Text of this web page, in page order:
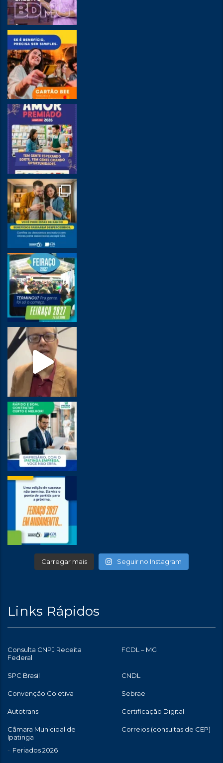
Carregar mais Seguir no Instagram
Links Rápidos
Consulta CNPJ Receita
Federal
FCDL – MG
SPC Brasil CNDL
Convenção Coletiva Sebrae
Autotrans Certificação Digital
Câmara Municipal de
Ipatinga
Feriados 2026
Correios (consultas de CEP)